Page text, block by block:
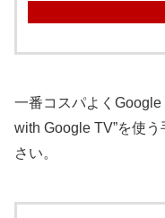
一番コスパよく
with Google TV”を使
さい。